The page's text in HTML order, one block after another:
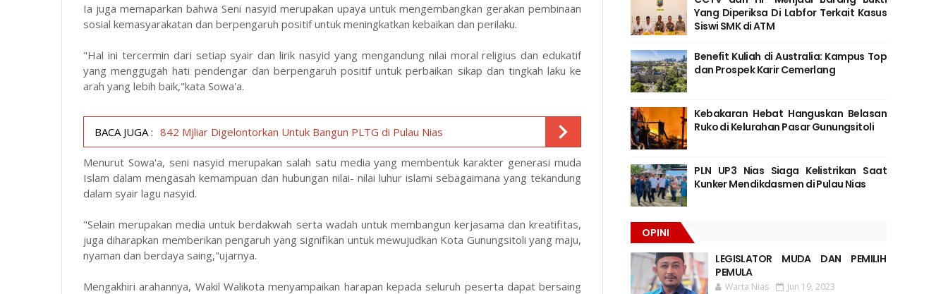
Ia juga memaparkan bahwa Seni nasyid merupakan upaya untuk mengembangkan gerakan pembinaan
sosial kemasyarakatan dan berpengaruh positif untuk meningkatkan kebaikan dan perilaku.
"Hal ini tercermin dari setiap syair dan lirik nasyid yang mengandung nilai moral religius dan edukatif
yang menggugah hati pendengar dan berpengaruh positif untuk perbaikan sikap dan tingkah laku ke
arah yang lebih baik,"kata Sowa'a.
BACA JUGA : 842 Mjliar Digelontorkan Untuk Bangun PLTG di Pulau Nias
Menurut Sowa'a, seni nasyid merupakan salah satu media yang membentuk karakter generasi muda
Islam dalam mengasah kemampuan dan hubungan nilai- nilai luhur islami sebagaimana yang tekandung
dalam syair lagu nasyid.
"Selain merupakan media untuk berdakwah serta wadah untuk membangun kerjasama dan kreatifitas,
juga diharapkan memberikan pengaruh yang signifikan untuk mewujudkan Kota Gunungsitoli yang maju,
nyaman dan berdaya saing,"ujarnya.
Mengakhiri arahannya, Wakil Walikota menyampaikan harapan kepada seluruh peserta dapat bersaing
Yang Diperiksa Di Labfor Terkait Kasus
Siswi SMK di ATM
Benefit Kuliah di Australia: Kampus Top
dan Prospek Karir Cemerlang
Kebakaran Hebat Hanguskan Belasan
Ruko di Kelurahan Pasar Gunungsitoli
PLN UP3 Nias Siaga Kelistrikan Saat
Kunker Mendikdasmen di Pulau Nias
OPINI
LEGISLATOR MUDA DAN PEMILIH
PEMULA
Warta Nias Jun 19, 2023